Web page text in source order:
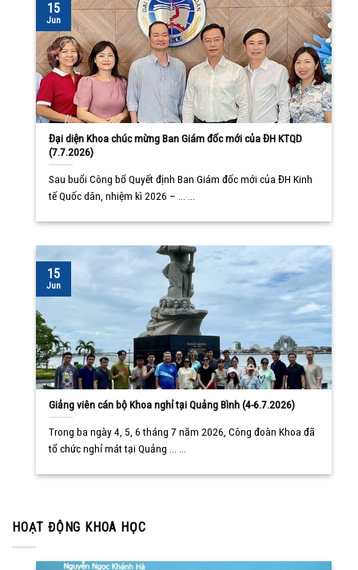
Đại diện Khoa chúc mừng Ban Giám đốc mới của ĐH KTQD
(7.7.2026)
Sau buổi Công bố Quyết định Ban Giám đốc mới của ĐH Kinh
tế Quốc dân, nhiệm kì 2026 – ... ...
15
Jun
Giảng viên cán bộ Khoa nghỉ tại Quảng Bình (4-6.7.2026)
Trong ba ngày 4, 5, 6 tháng 7 năm 2026, Công đoàn Khoa đã
tổ chức nghỉ mát tại Quảng ... ...
15
Jun
HOẠT ĐỘNG KHOA HỌC